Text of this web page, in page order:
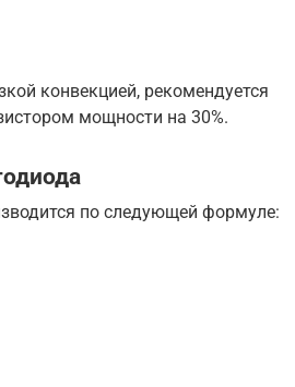
конвекцией, рекомендуется
мощности на 30%.
по следующей формуле: